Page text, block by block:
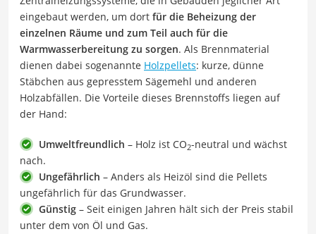
eingebaut werden, um dort für die Beheizung der
einzelnen Räume und zum Teil auch für die
Warmwasserbereitung zu sorgen. Als Brennmaterial
dienen dabei sogenannte Holzpellets: kurze, dünne
Stäbchen aus gepresstem Sägemehl und anderen
Holzabfällen. Die Vorteile dieses Brennstoffs liegen auf
der Hand:
Umweltfreundlich – Holz ist CO2-neutral und wächst
nach.
Ungefährlich – Anders als Heizöl sind die Pellets
ungefährlich für das Grundwasser.
Günstig – Seit einigen Jahren hält sich der Preis stabil
unter dem von Öl und Gas.